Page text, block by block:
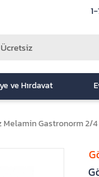
ve Hırdavat
Melamin Gastronorm 2/